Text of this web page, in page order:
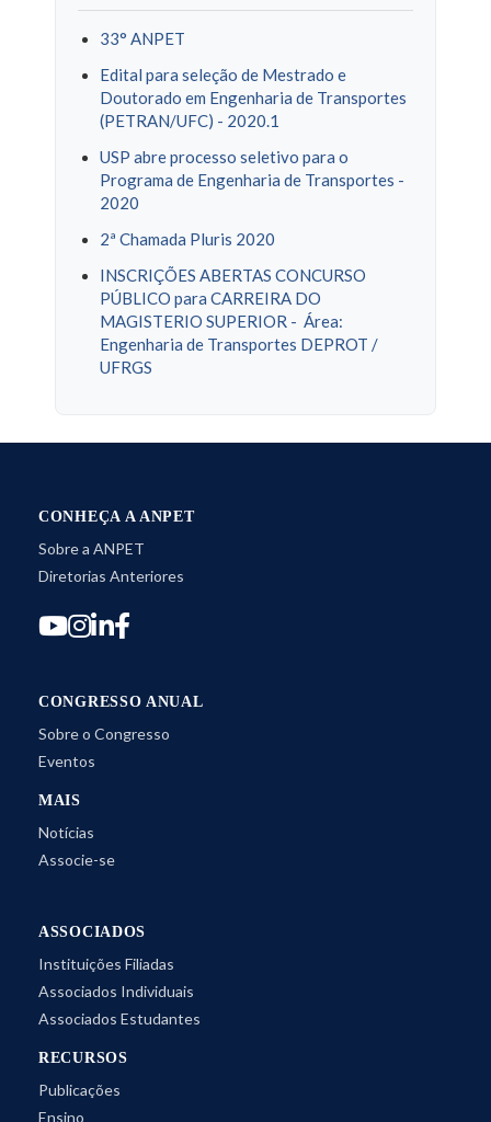
33° ANPET
Edital para seleção de Mestrado e
Doutorado em Engenharia de Transportes
(PETRAN/UFC) - 2020.1
USP abre processo seletivo para o
Programa de Engenharia de Transportes -
2020
2ª Chamada Pluris 2020
INSCRIÇÕES ABERTAS CONCURSO
PÚBLICO para CARREIRA DO
MAGISTERIO SUPERIOR - Área:
Engenharia de Transportes DEPROT /
UFRGS
CONHEÇA A ANPET
Sobre a ANPET
Diretorias Anteriores
CONGRESSO ANUAL
Sobre o Congresso
Eventos
MAIS
Notícias
Associe-se
ASSOCIADOS
Instituições Filiadas
Associados Individuais
Associados Estudantes
RECURSOS
Publicações
Ensino